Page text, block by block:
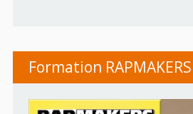
Formation RAPMAKERS